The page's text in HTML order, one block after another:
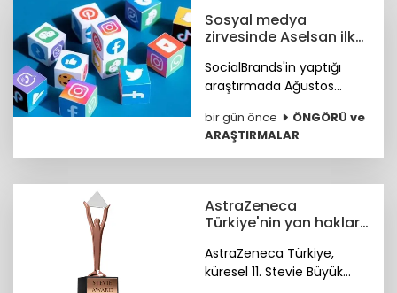
törenle hizmete açıldı.
Sosyal medya
zirvesinde Aselsan ilk
SocialBrands'in yaptığı
araştırmada Ağustos
üçü Aselsan, MKE ve tabii
oldu.
bir gün önce
ÖNGÖRÜ ve
ARAŞTIRMALAR
AstraZeneca
Türkiye'nin yan haklar
uluslararası ödül
AstraZeneca Türkiye,
küresel 11. Stevie Büyük